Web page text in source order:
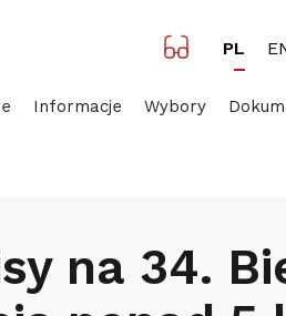
PL
Informacje Wybory
na 34.